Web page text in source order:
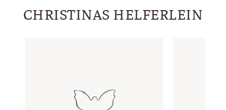
CHRISTINAS HELFERLEIN